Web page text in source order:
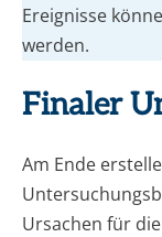
Ereignisse
werden.
Finaler
Am Ende
Ursachen für